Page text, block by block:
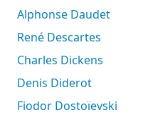
Alphonse Daudet
René Descartes
Charles Dickens
Denis Diderot
Fiodor Dostoïevski